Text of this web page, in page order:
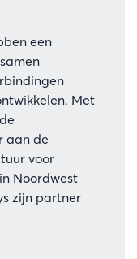
een
Met
aan de
voor
Noordwest
zijn partner